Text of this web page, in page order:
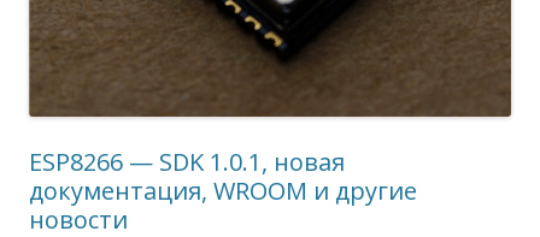
ESP8266 — SDK 1.0.1, новая
документация, WROOM и другие
новости